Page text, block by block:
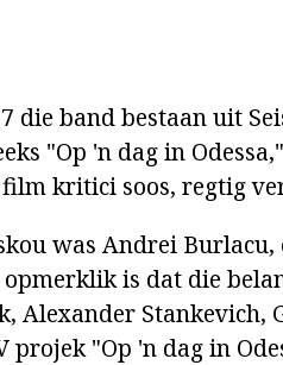
die band bestaan uit
"Op 'n dag in
kritici soos, regtig
was Andrei
opmerklik is dat die
Alexander Stankevich,
projek "Op 'n dag in